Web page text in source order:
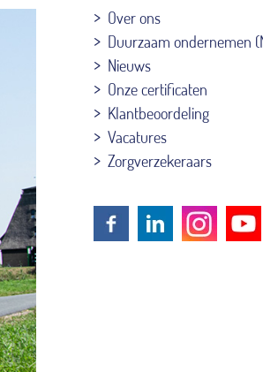
Over ons
Duurzaam ondernemen
Nieuws
Onze certificaten
Klantbeoordeling
Vacatures
Zorgverzekeraars